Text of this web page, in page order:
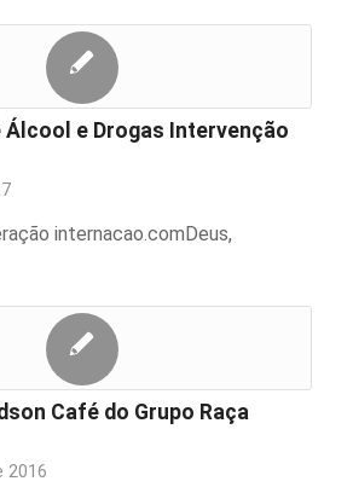
e Drogas Intervenção
internacao.comDeus,
Café do Grupo Raça
2016